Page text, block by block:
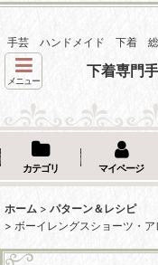
手芸 ハンドメイド 下着
メニュー
下着専
カテゴリ マイページ
ホーム > パターン＆レシピ
> ボーイレングスショーツ・